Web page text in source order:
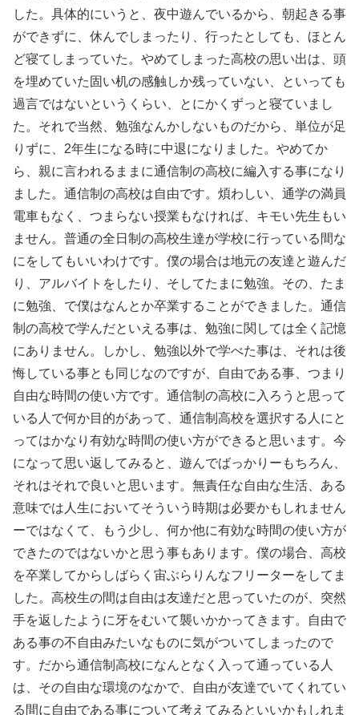
した。具体的にいうと、夜中遊んでいるから、朝起きる事
ができずに、休んでしまったり、行ったとしても、ほとん
ど寝てしまっていた。やめてしまった高校の思い出は、頭
を埋めていた固い机の感触しか残っていない、といっても
過言ではないというくらい、とにかくずっと寝ていまし
た。それで当然、勉強なんかしないものだから、単位が足
りずに、2年生になる時に中退になりました。やめてか
ら、親に言われるままに通信制の高校に編入する事になり
ました。通信制の高校は自由です。煩わしい、通学の満員
電車もなく、つまらない授業もなければ、キモい先生もい
ません。普通の全日制の高校生達が学校に行っている間な
にをしてもいいわけです。僕の場合は地元の友達と遊んだ
り、アルバイトをしたり、そしてたまに勉強。その、たま
に勉強、で僕はなんとか卒業することができました。通信
制の高校で学んだといえる事は、勉強に関しては全く記憶
にありません。しかし、勉強以外で学べた事は、それは後
悔している事とも同じなのですが、自由である事、つまり
自由な時間の使い方です。通信制の高校に入ろうと思って
いる人で何か目的があって、通信制高校を選択する人にと
ってはかなり有効な時間の使い方ができると思います。今
になって思い返してみると、遊んでばっかりーもちろん、
それはそれで良いと思います。無責任な自由な生活、ある
意味では人生においてそういう時期は必要かもしれません
ーではなくて、もう少し、何か他に有効な時間の使い方が
できたのではないかと思う事もあります。僕の場合、高校
を卒業してからしばらく宙ぶらりんなフリーターをしてま
した。高校生の間は自由は友達だと思っていたのが、突然
手を返したように牙をむいて襲いかかってきます。自由で
ある事の不自由みたいなものに気がついてしまったので
す。だから通信制高校になんとなく入って通っている人
は、その自由な環境のなかで、自由が友達でいてくれてい
る間に自由である事について考えてみるといいかもしれま